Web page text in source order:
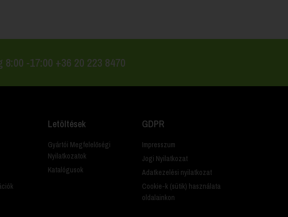
-17:00 +36 20 223 8470
Letöltések
Gyártói Megfelelőségi
Nyilatkozatok
Katalógusok
GDPR
Impresszum
Jogi Nyilatkozat
Adatkezelési nyilatkozat
Cookie-k (sütik) használata
oldalainkon